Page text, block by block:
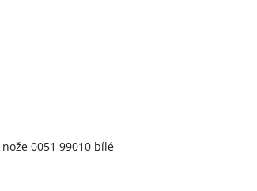
0051 99010 bílé